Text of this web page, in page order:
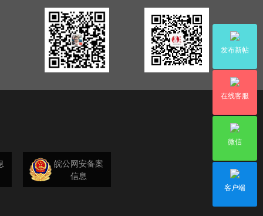
发布新帖
在线客服
微信
客户端
皖公网安备案
信息